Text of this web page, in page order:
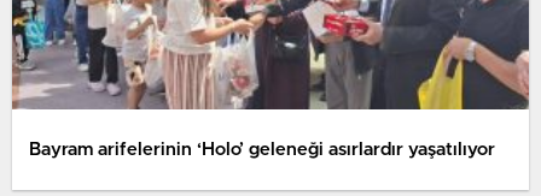
Bayram arifelerinin ‘Holo’ geleneği asırlardır yaşatılıyor